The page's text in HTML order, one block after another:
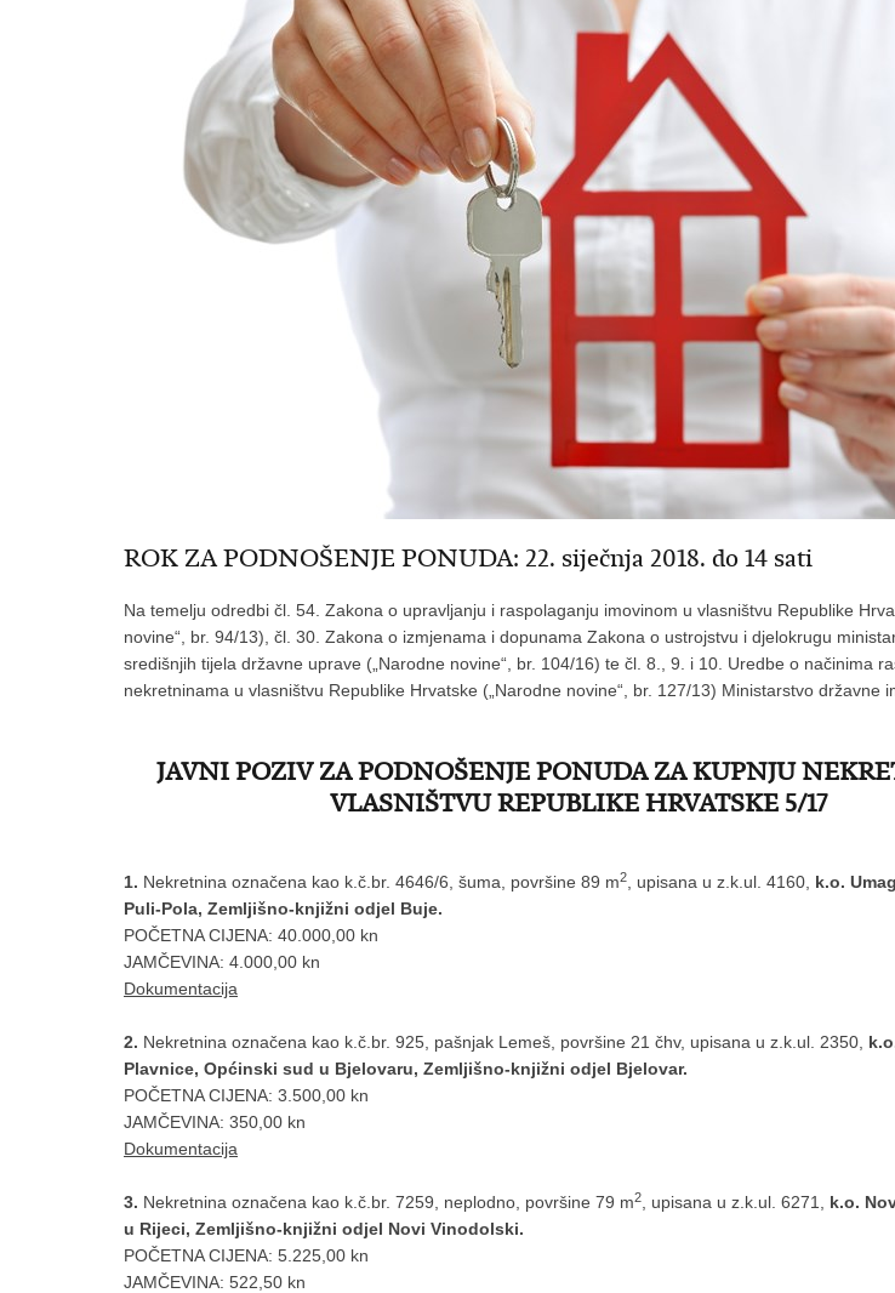
ROK ZA PODNOŠENJE PONUDA: 22. siječnja 2018. do 14 sati
Na temelju odredbi čl. 54. Zakona o upravljanju i raspolaganju imovinom u vlasništvu Republike
novine“, br. 94/13), čl. 30. Zakona o izmjenama i dopunama Zakona o ustrojstvu i djelokrugu
središnjih tijela državne uprave („Narodne novine“, br. 104/16) te čl. 8., 9. i 10. Uredbe o načinima
nekretninama u vlasništvu Republike Hrvatske („Narodne novine“, br. 127/13) Ministarstvo državne
JAVNI POZIV ZA PODNOŠENJE PONUDA ZA KUPNJU
VLASNIŠTVU REPUBLIKE HRVATSKE 5/17
1. Nekretnina označena kao k.č.br. 4646/6, šuma, površine 89 m2 , upisana u z.k.ul. 4160, k.o.
Puli-Pola, Zemljišno-knjižni odjel Buje.
POČETNA CIJENA: 40.000,00 kn
JAMČEVINA: 4.000,00 kn
Dokumentacija
2. Nekretnina označena kao k.č.br. 925, pašnjak Lemeš, površine 21 čhv, upisana u z.k.ul. 2350,
Plavnice, Općinski sud u Bjelovaru, Zemljišno-knjižni odjel Bjelovar.
POČETNA CIJENA: 3.500,00 kn
JAMČEVINA: 350,00 kn
Dokumentacija
3. Nekretnina označena kao k.č.br. 7259, neplodno, površine 79 m2 , upisana u z.k.ul. 6271, k.o.
u Rijeci, Zemljišno-knjižni odjel Novi Vinodolski.
POČETNA CIJENA: 5.225,00 kn
JAMČEVINA: 522,50 kn